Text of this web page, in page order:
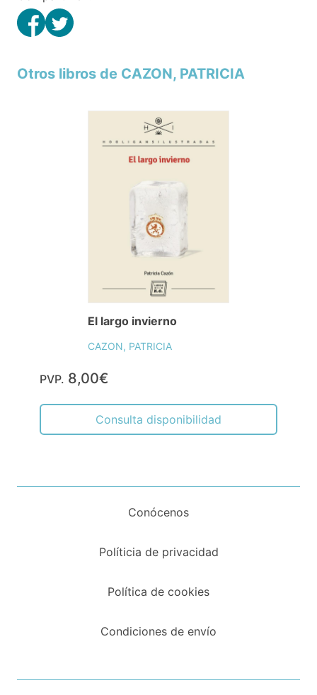
Otros libros de CAZON, PATRICIA
El largo invierno
CAZON, PATRICIA
PVP. 8,00€
Consulta disponibilidad
Conócenos
Políticia de privacidad
Política de cookies
Condiciones de envío